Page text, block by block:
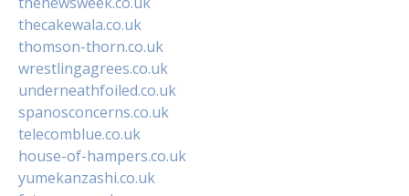
thecakewala.co.uk
thomson-thorn.co.uk
wrestlingagrees.co.uk
underneathfoiled.co.uk
spanosconcerns.co.uk
telecomblue.co.uk
house-of-hampers.co.uk
yumekanzashi.co.uk